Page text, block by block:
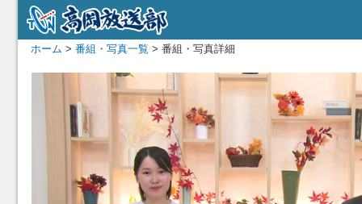
ホーム > 番組・写真一覧 > 番組・写真詳細